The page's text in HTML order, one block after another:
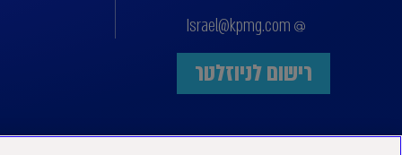
Israel@kpmg.com
רישום לניוזלטר